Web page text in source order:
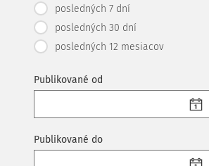
posledných 7 dní
posledných 30 dní
posledných 12 mesiacov
Publikované od
Publikované do